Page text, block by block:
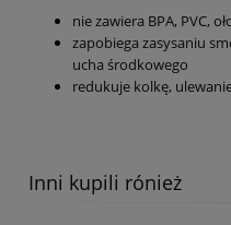
nie zawiera BPA, PVC,
zapobiega zasysaniu
ucha środkowego
redukuje kolkę,
Inni kupili rónież